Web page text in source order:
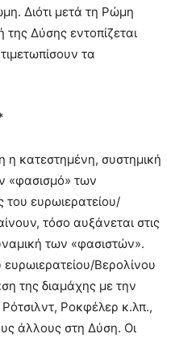
Διότι μετά τη Ρώμη
Δύσης εντοπίζεται
τα
η κατεστημένη, συστημική
«φασισμό» των
του ευρωιερατείου/
τόσο αυξάνεται στις
των «φασιστών».
ευρωιερατείου/Βερολίνου
της διαμάχης με την
Ρότσιλντ, Ροκφέλερ κ.λπ.,
άλλους στη Δύση. Οι